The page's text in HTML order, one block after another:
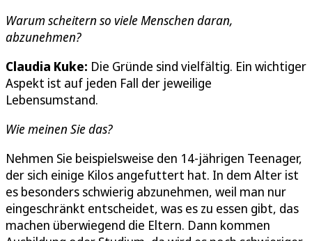
Warum scheitern so viele Menschen daran,
abzunehmen?
Claudia Kuke: Die Gründe sind vielfältig. Ein wichtiger
Aspekt ist auf jeden Fall der jeweilige
Lebensumstand.
Wie meinen Sie das?
Nehmen Sie beispielsweise den 14-jährigen Teenager,
der sich einige Kilos angefuttert hat. In dem Alter ist
es besonders schwierig abzunehmen, weil man nur
eingeschränkt entscheidet, was es zu essen gibt, das
machen überwiegend die Eltern. Dann kommen